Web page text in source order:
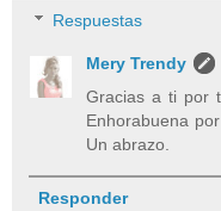
Respuestas
Mery Trendy
Gracias a ti por
Enhorabuena
Un abrazo.
Responder